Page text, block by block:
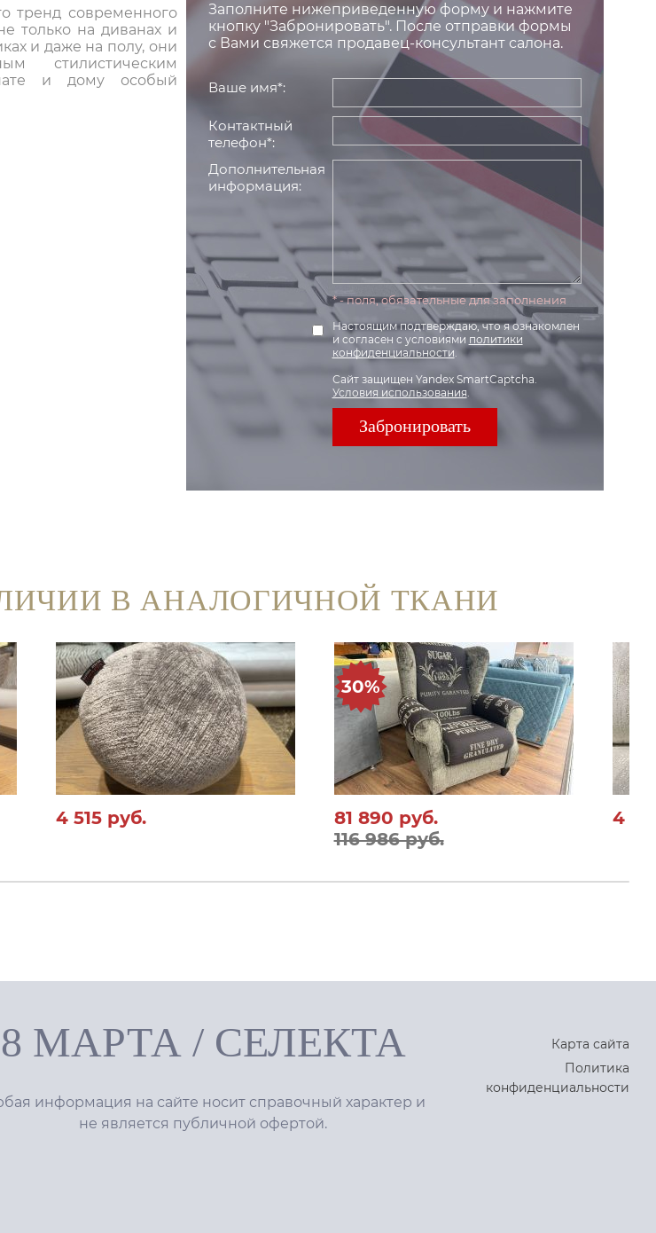
тренд современного
только на диванах и
и даже на полу, они
стилистическим
и дому особый
Заполните нижеприведенную форму и нажмите
кнопку "Забронировать". После отправки формы
с Вами свяжется продавец-консультант салона.
Ваше имя*:
Контактный
телефон*:
Дополнительная
информация:
* - поля, обязательные для заполнения
Настоящим подтверждаю, что я ознакомлен
и согласен с условиями политики
конфиденциальности.
Сайт защищен Yandex SmartCaptcha.
Условия использования.
В АНАЛОГИЧНОЙ ТКАНИ
4 515 руб. 81 890 руб.
116 986 руб.
30%
4
8 МАРТА/ СЕЛЕКТА
информация на сайте носит справочный характер и
не является публичной офертой.
Карта сайта
Политика
конфиденциальности